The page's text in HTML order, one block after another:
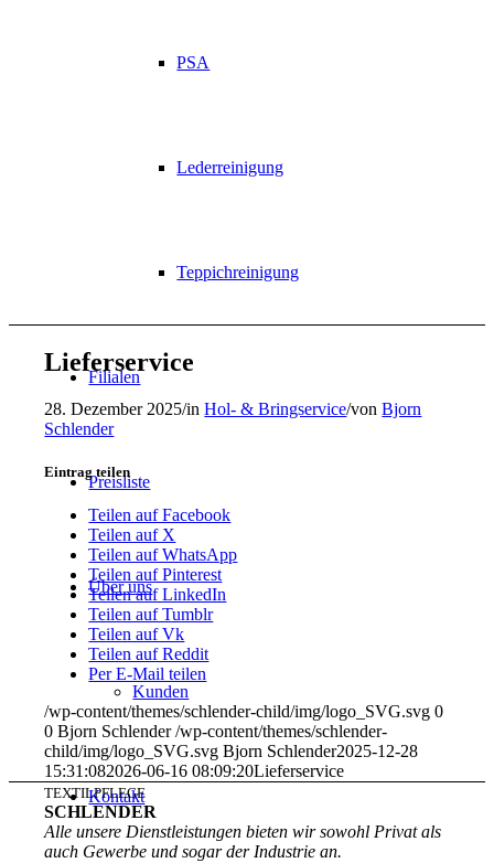
PSA
Lederreinigung
Teppichreinigung
Filialen
Preisliste
Über uns
Kunden
Kontakt
Lieferservice
28. Dezember 2025/inHol- & Bringservice/vonBjorn
Schlender
Eintrag teilen
Teilen auf Facebook
Teilen auf X
Teilen auf WhatsApp
Teilen auf Pinterest
Teilen auf LinkedIn
Teilen auf Tumblr
Teilen auf Vk
Teilen auf Reddit
Per E-Mail teilen
/wp-content/themes/schlender-child/img/logo_SVG.svg 0
0 Bjorn Schlender /wp-content/themes/schlender-
child/img/logo_SVG.svg Bjorn Schlender2025-12-28
15:31:082026-06-16 08:09:20Lieferservice
TEXTILPFLEGE
SCHLENDER
Alle unsere Dienstleistungen bieten wir sowohl Privat als
auch Gewerbe und sogar der Industrie an.